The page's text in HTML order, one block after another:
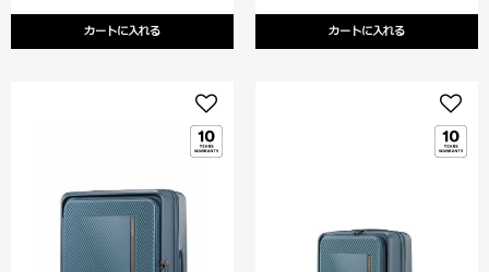
カートに入れる カートに入れる